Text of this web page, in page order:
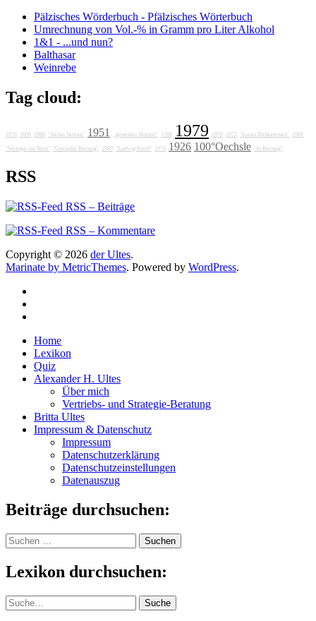
Pälzisches Wörderbuch - Pfälzisches Wörterbuch
Umrechnung von Vol.-% in Gramm pro Liter Alkohol
1&1 - ...und nun?
Balthasar
Weinrebe
Tag cloud:
1976 1606 1986 "Stefan Sattran" 1951 „grotesker Humor“ 1788 1979 1978 1972 "Lunas Delikatessen" 1988
"Weingut am Stein" "Getränke Breunig" 1989 "Ludwig Knoll" 1974 1926 100°Oechsle "Jo Breunig"
RSS
RSS – Beiträge
RSS – Kommentare
Copyright © 2026 der Ultes.
Marinate by MetricThemes. Powered by WordPress.
Home
Lexikon
Quiz
Alexander H. Ultes
Über mich
Vertriebs- und Strategie-Beratung
Britta Ultes
Impressum & Datenschutz
Impressum
Datenschutzerklärung
Datenschutzeinstellungen
Datenauszug
Beiträge durchsuchen:
Suchen
nach:
Lexikon durchsuchen:
Suche Suche